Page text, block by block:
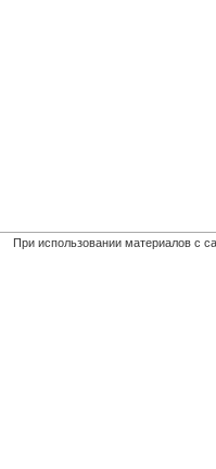
При использовании материалов с